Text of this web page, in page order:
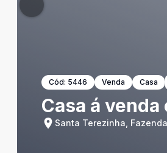
Cód: 5446 Venda Casa
Casa á venda
Santa Terezinha,